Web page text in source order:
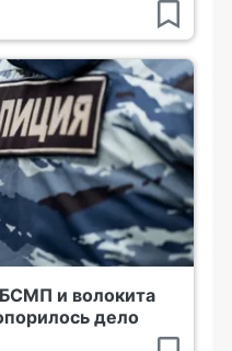
и волокита
дело